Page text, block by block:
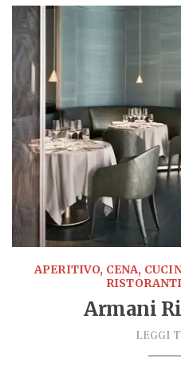
APERITIVO, CENA,
Armani
LEGGI